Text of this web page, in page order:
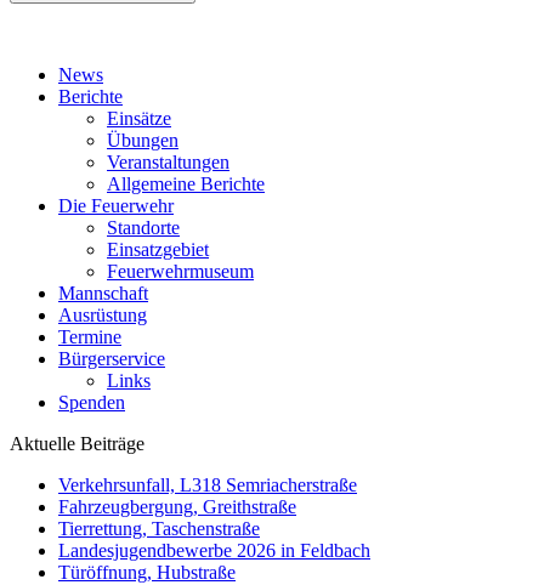
News
Berichte
Einsätze
Übungen
Veranstaltungen
Allgemeine Berichte
Die Feuerwehr
Standorte
Einsatzgebiet
Feuerwehrmuseum
Mannschaft
Ausrüstung
Termine
Bürgerservice
Links
Spenden
Aktuelle Beiträge
Verkehrsunfall, L318 Semriacherstraße
Fahrzeugbergung, Greithstraße
Tierrettung, Taschenstraße
Landesjugendbewerbe 2026 in Feldbach
Türöffnung, Hubstraße